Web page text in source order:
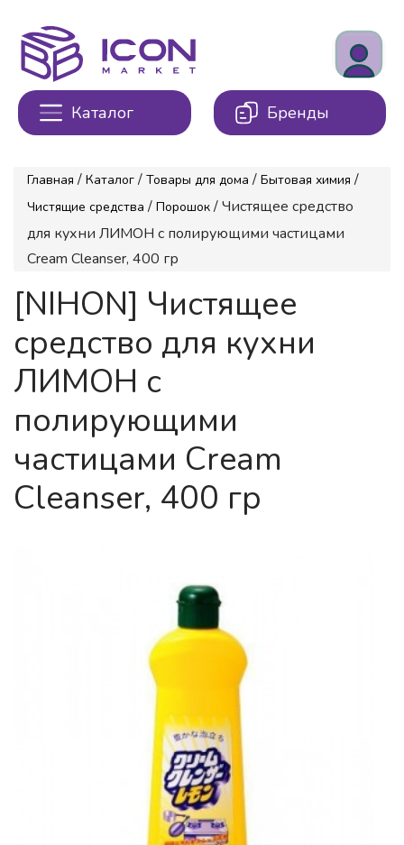
Каталог Бренды
Главная / Каталог / Товары для дома / Бытовая химия /
Чистящие средства / Порошок / Чистящее средство
для кухни ЛИМОН с полирующими частицами
Cream Cleanser, 400 гр
[NIHON] Чистящее
средство для кухни
ЛИМОН с
полирующими
частицами Cream
Cleanser, 400 гр